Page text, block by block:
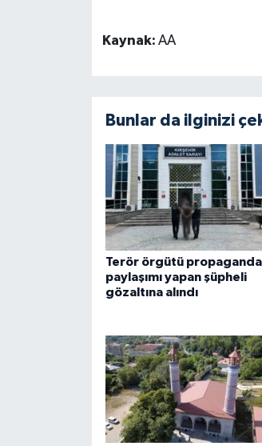
Kaynak: AA
Bunlar da ilginizi
Terör örgütü
paylaşımı yapan şüpheli
gözaltına alındı